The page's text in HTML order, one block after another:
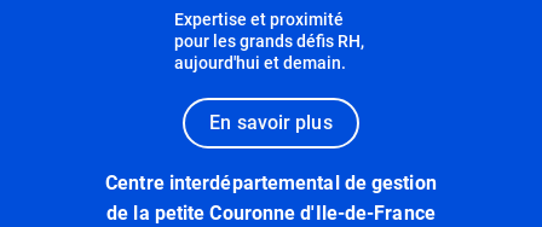
Expertise et proximité
pour les grands défis RH,
aujourd'hui et demain.
En savoir plus
Centre interdépartemental de gestion
de la petite Couronne d'Ile-de-France